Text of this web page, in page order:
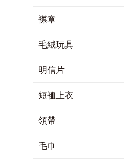
襟章
毛絨玩具
明信片
短裇上衣
領帶
毛巾